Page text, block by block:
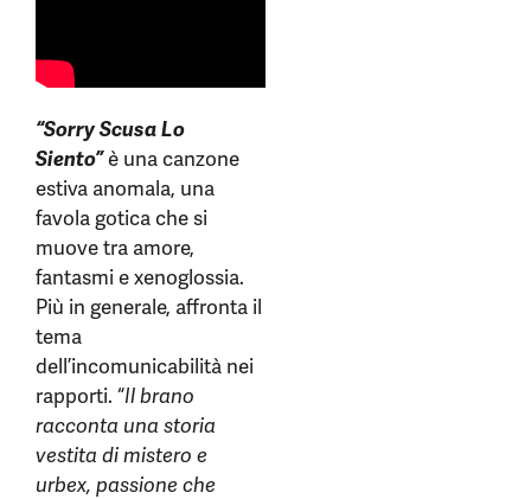
“Sorry Scusa Lo
Siento”è una canzone
estiva anomala, una
favola gotica che si
muove tra amore,
fantasmi e xenoglossia.
Più in generale, affronta il
tema
dell’incomunicabilità nei
rapporti. “Il brano
racconta una storia
vestita di mistero e
urbex, passione che